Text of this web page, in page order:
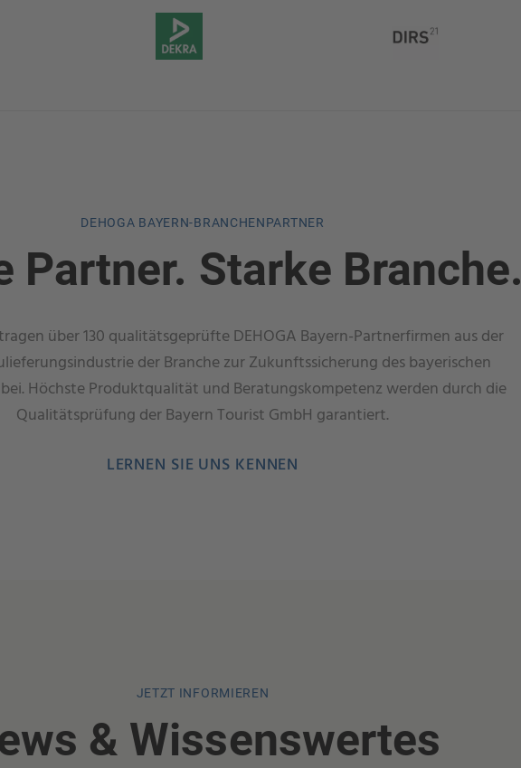
DEHOGA BAYERN-BRANCHENPARTNER
Partner. Starke Branche.
über 130 qualitätsgeprüfte DEHOGA Bayern-Partnerfirmen aus der
der Branche zur Zukunftssicherung des bayerischen
Höchste Produktqualität und Beratungskompetenz werden durch die
Qualitätsprüfung der Bayern Tourist GmbH garantiert.
LERNEN SIE UNS KENNEN
JETZT INFORMIEREN
& Wissenswertes